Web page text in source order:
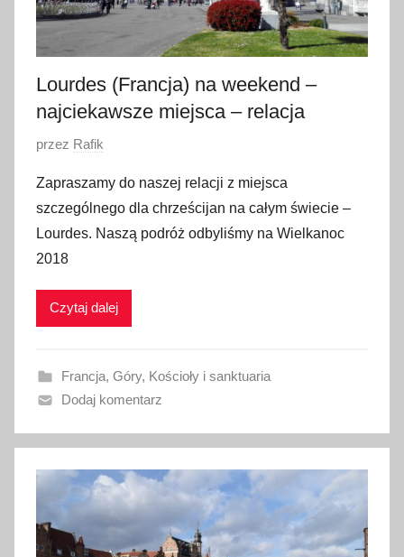
Lourdes (Francja) na weekend –
najciekawsze miejsca – relacja
O
u
b
l
i
w
n
o
1
s
e
r
przez Rafik
Zapraszamy do naszej relacji z miejsca
szczególnego dla chrześcijan na całym świecie –
Lourdes. Naszą podróż odbyliśmy na Wielkanoc
2018
Czytaj dalej
Francja, Góry, Kościoły i sanktuaria
Dodaj komentarz